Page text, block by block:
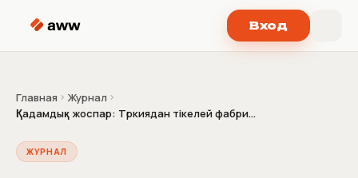
Вход
Главная
Журнал
Қадамдық жоспар: Түркиядан тікелей фабри...
ЖУРНАЛ